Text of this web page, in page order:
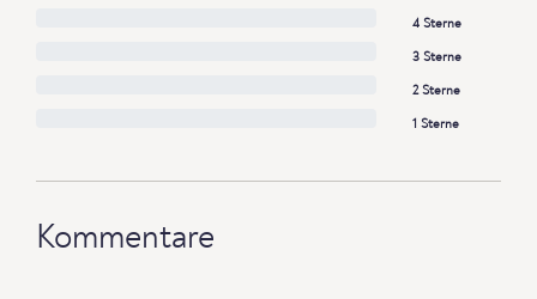
4 Sterne
3 Sterne
2 Sterne
1 Sterne
Kommentare